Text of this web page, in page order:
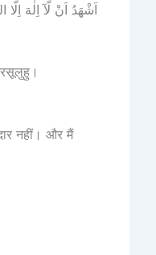
اَشْهَدُ اَنْ لَّآ اِلٰهَ
नहीं। और मैं